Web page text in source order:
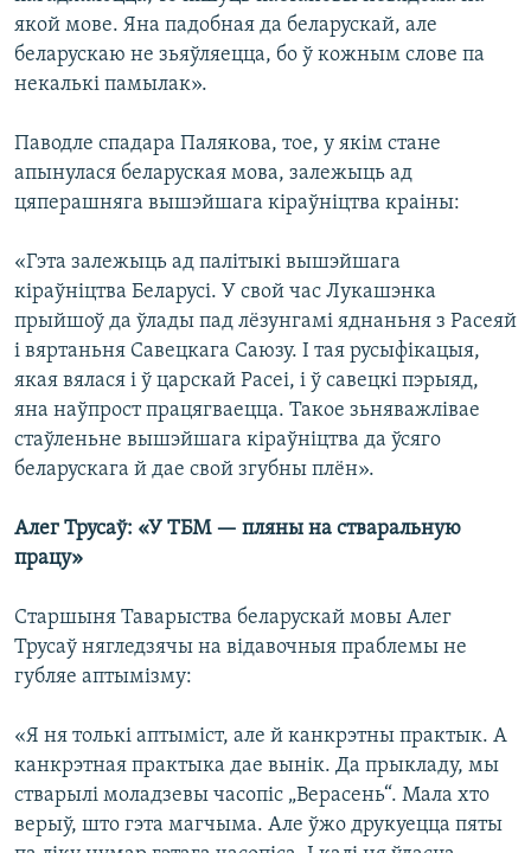
якой мове. Яна падобная да беларускай, але
беларускаю не зьяўляецца, бо ў кожным слове па
некалькі памылак».
Паводле спадара Палякова, тое, у якім стане
апынулася беларуская мова, залежыць ад
цяперашняга вышэйшага кіраўніцтва краіны:
«Гэта залежыць ад палітыкі вышэйшага
кіраўніцтва Беларусі. У свой час Лукашэнка
прыйшоў да ўлады пад лёзунгамі яднаньня з Расеяй
і вяртаньня Савецкага Саюзу. І тая русыфікацыя,
якая вялася і ў царскай Расеі, і ў савецкі пэрыяд,
яна наўпрост працягваецца. Такое зьняважлівае
стаўленьне вышэйшага кіраўніцтва да ўсяго
беларускага й дае свой згубны плён».
Алег Трусаў: «У ТБМ — пляны на стваральную
працу»
Старшыня Таварыства беларускай мовы Алег
Трусаў нягледзячы на відавочныя праблемы не
губляе аптымізму:
«Я ня толькі аптыміст, але й канкрэтны практык. А
канкрэтная практыка дае вынік. Да прыкладу, мы
стварылі моладзевы часопіс „Верасень“. Мала хто
верыў, што гэта магчыма. Але ўжо друкуецца пяты